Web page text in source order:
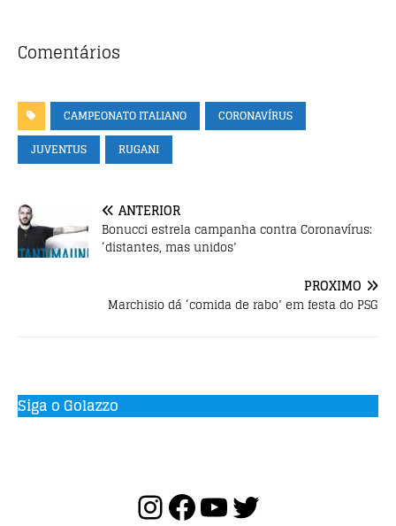
b
o
k
r
p
Comentários
CAMPEONATO ITALIANO
CORONAVÍRUS
JUVENTUS
RUGANI
ANTERIOR
Bonucci estrela campanha contra Coronavírus:
‘distantes, mas unidos’
PRÓXIMO
Marchisio dá ‘comida de rabo’ em festa do PSG
Siga o Golazzo